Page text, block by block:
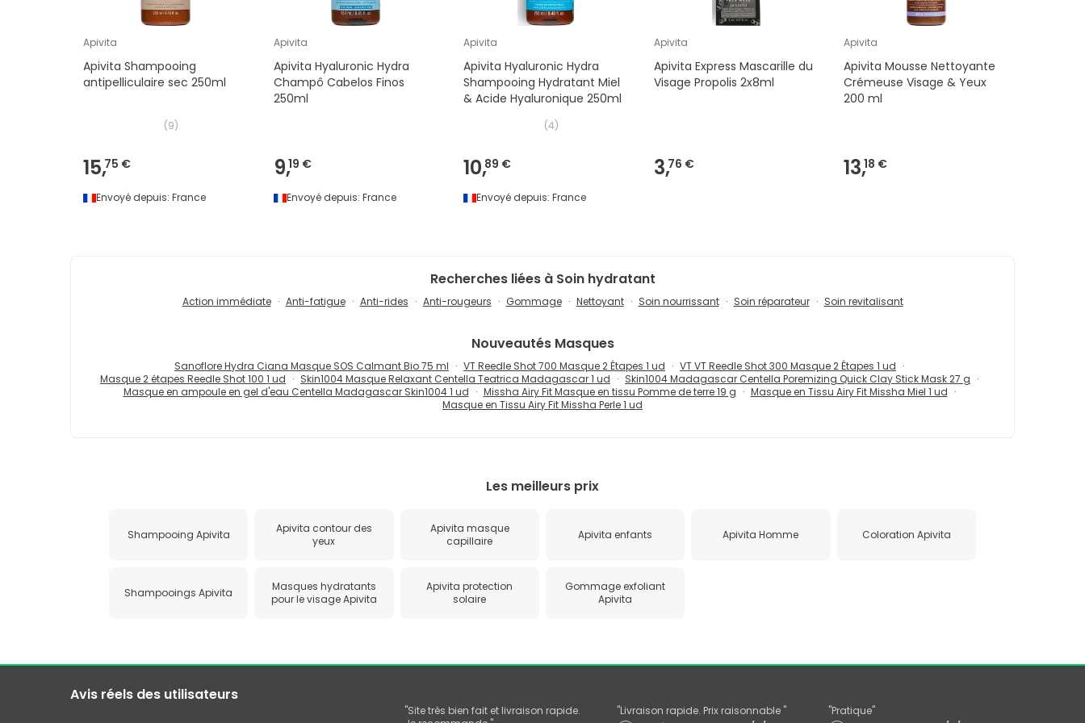
Apivita
Apivita Shampooing
antipelliculaire sec 250ml
(9)
15,75 €
Envoyé depuis: France
Apivita
Apivita Hyaluronic Hydra
Champô Cabelos Finos
250ml
9,19 €
Envoyé depuis: France
Apivita
Apivita Hyaluronic Hydra
Shampooing Hydratant Miel
& Acide Hyaluronique 250ml
(4)
10,89 €
Envoyé depuis: France
Apivita
Apivita Express Mascarille du
Visage Propolis 2x8ml
3,76 €
Apivita
Apivita Mousse Nettoyante
Crémeuse Visage & Yeux
200 ml
13,18 €
Recherches liées à Soin hydratant
Action immédiate Anti-fatigue Anti-rides Anti-rougeurs Gommage Nettoyant Soin nourrissant Soin réparateur Soin revitalisant
Nouveautés Masques
Sanoflore Hydra Ciana Masque SOS Calmant Bio 75 ml VT Reedle Shot 700 Masque 2 Étapes 1 ud
VT VT Reedle Shot 300 Masque 2 Étapes 1 ud
Masque 2 étapes Reedle Shot 100 1 ud
Skin1004 Masque Relaxant Centella Teatrica Madagascar 1 ud
Skin1004 Madagascar Centella Poremizing Quick Clay Stick Mask 27 g
Masque en ampoule en gel d'eau Centella Madagascar Skin1004 1 ud
Missha Airy Fit Masque en tissu Pomme de terre 19 g
Masque en Tissu Airy Fit Missha Miel 1 ud
Masque en Tissu Airy Fit Missha Perle 1 ud
Les meilleurs prix
Shampooing Apivita
Apivita contour des
yeux
Apivita masque
capillaire
Apivita enfants Apivita Homme Coloration Apivita
Shampooings Apivita
Masques hydratants
pour le visage Apivita
Apivita protection
solaire
Gommage exfoliant
Apivita
Avis réels des utilisateurs
"Site très bien fait et livraison rapide.
"Livraison rapide. Prix raisonnable "
"Pratique"